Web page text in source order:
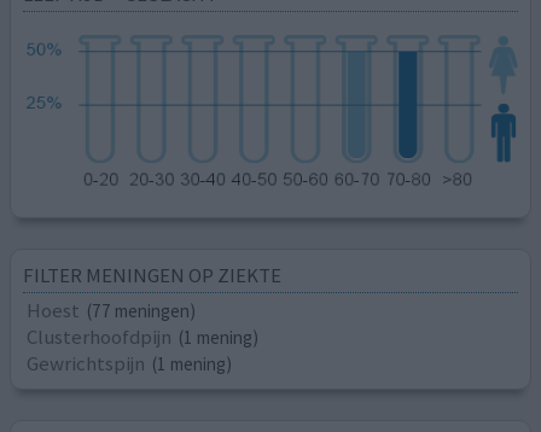
FILTER MENINGEN OP ZIEKTE
Hoest (77 meningen)
Clusterhoofdpijn (1 mening)
Gewrichtspijn (1 mening)